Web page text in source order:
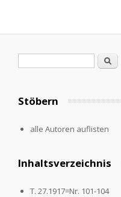
Search
Stöbern
alle Autoren auflisten
Inhaltsverzeichnis
T. 27.1917=Nr. 101-104